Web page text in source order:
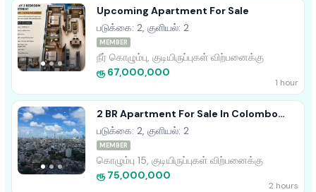
Upcoming Apartment For Sale
படுக்கை: 2, குளியல்: 2
MEMBER
நீர் கொழும்பு, குடியிருப்புகள் விற்பனைக்கு
ரூ 67,000,000
1 hour
2 BR Apartment For Sale In Colombo
Marina (square)
படுக்கை: 2, குளியல்: 2
MEMBER
கொழும்பு 15, குடியிருப்புகள் விற்பனைக்கு
ரூ 75,000,000
2 hours